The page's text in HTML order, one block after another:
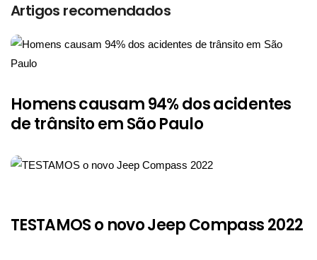
Artigos recomendados
Homens causam 94% dos acidentes
de trânsito em São Paulo
TESTAMOS o novo Jeep Compass 2022